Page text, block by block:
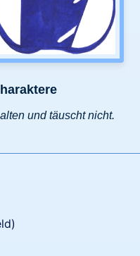
und täuscht nicht.